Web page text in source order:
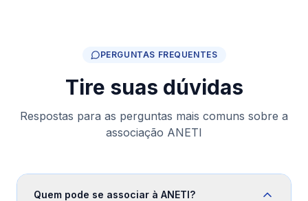
PERGUNTAS FREQUENTES
Tire suas dúvidas
Respostas para as perguntas mais comuns sobre a
associação ANETI
Quem pode se associar à ANETI?